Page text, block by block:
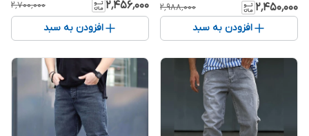
۲٬۴۵۰٬۰۰۰ ۲٬۹۸۸٬۰۰۰
افزودن به سبد
۲٬۴۵۶٬۰۰۰ ۲٬۷۰۰٬۰۰۰
افزودن به سبد